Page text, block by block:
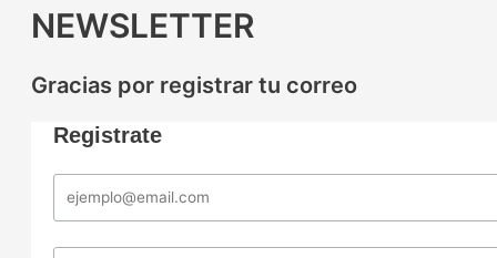
NEWSLETTER
Gracias por registrar tu correo
Registrate